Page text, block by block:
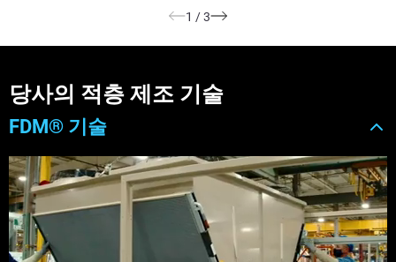
1 /3
당사의 적층 제조 기술
FDM® 기술